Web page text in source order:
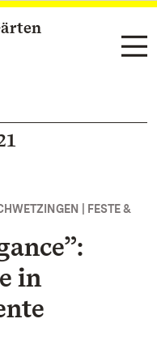
| FESTE &
in